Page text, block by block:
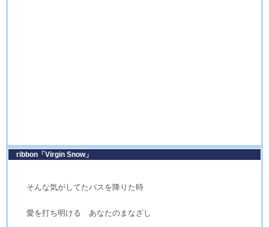
ribbon「Virgin Snow」
そんな気がしてたバスを降りた時
愛を打ち明ける あなたのまなざし